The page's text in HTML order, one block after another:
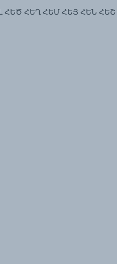
ՀԵԾ ՀԵՂ ՀԵՄ ՀԵՅ ՀԵՆ ՀԵՇ